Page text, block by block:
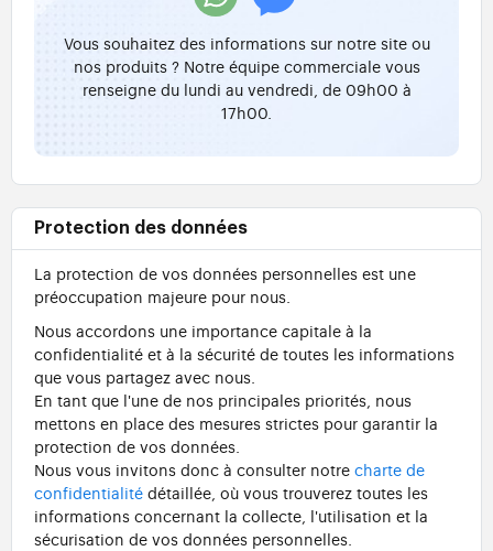
Vous souhaitez des informations sur notre site ou
nos produits ? Notre équipe commerciale vous
renseigne du lundi au vendredi, de 09h00 à
17h00.
Protection des données
La protection de vos données personnelles est une
préoccupation majeure pour nous.
Nous accordons une importance capitale à la
confidentialité et à la sécurité de toutes les informations
que vous partagez avec nous.
En tant que l'une de nos principales priorités, nous
mettons en place des mesures strictes pour garantir la
protection de vos données.
Nous vous invitons donc à consulter notre charte de
confidentialité détaillée, où vous trouverez toutes les
informations concernant la collecte, l'utilisation et la
sécurisation de vos données personnelles.